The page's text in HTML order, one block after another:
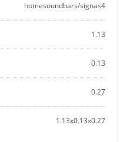
homesoundbars/signas4
1.13
0.13
0.27
1.13x0.13x0.27